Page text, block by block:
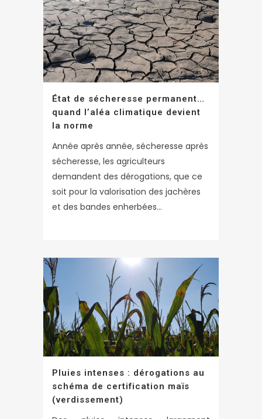
État de sécheresse permanent…
quand l’aléa climatique devient
la norme
Année après année, sécheresse après
sécheresse, les agriculteurs
demandent des dérogations, que ce
soit pour la valorisation des jachères
et des bandes enherbées...
Pluies intenses : dérogations au
schéma de certification maïs
(verdissement)